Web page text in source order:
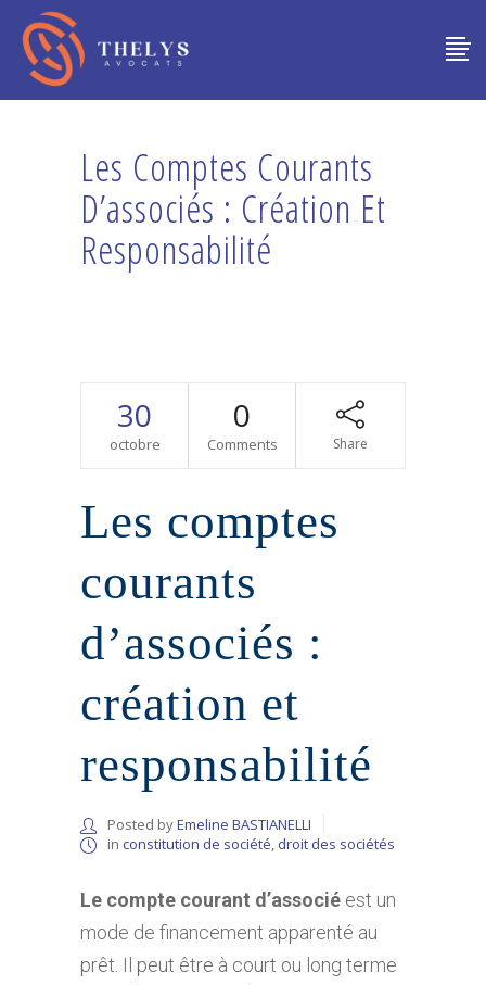
Les Comptes Courants
D’associés : Création Et
Responsabilité
30
octobre
0
Comments Share
Les comptes
courants
d’associés :
création et
responsabilité
Posted byEmeline BASTIANELLI
in constitution de société, droit des sociétés
Le compte courant d’associé est un
mode de financement apparenté au
prêt. Il peut être à court ou long terme